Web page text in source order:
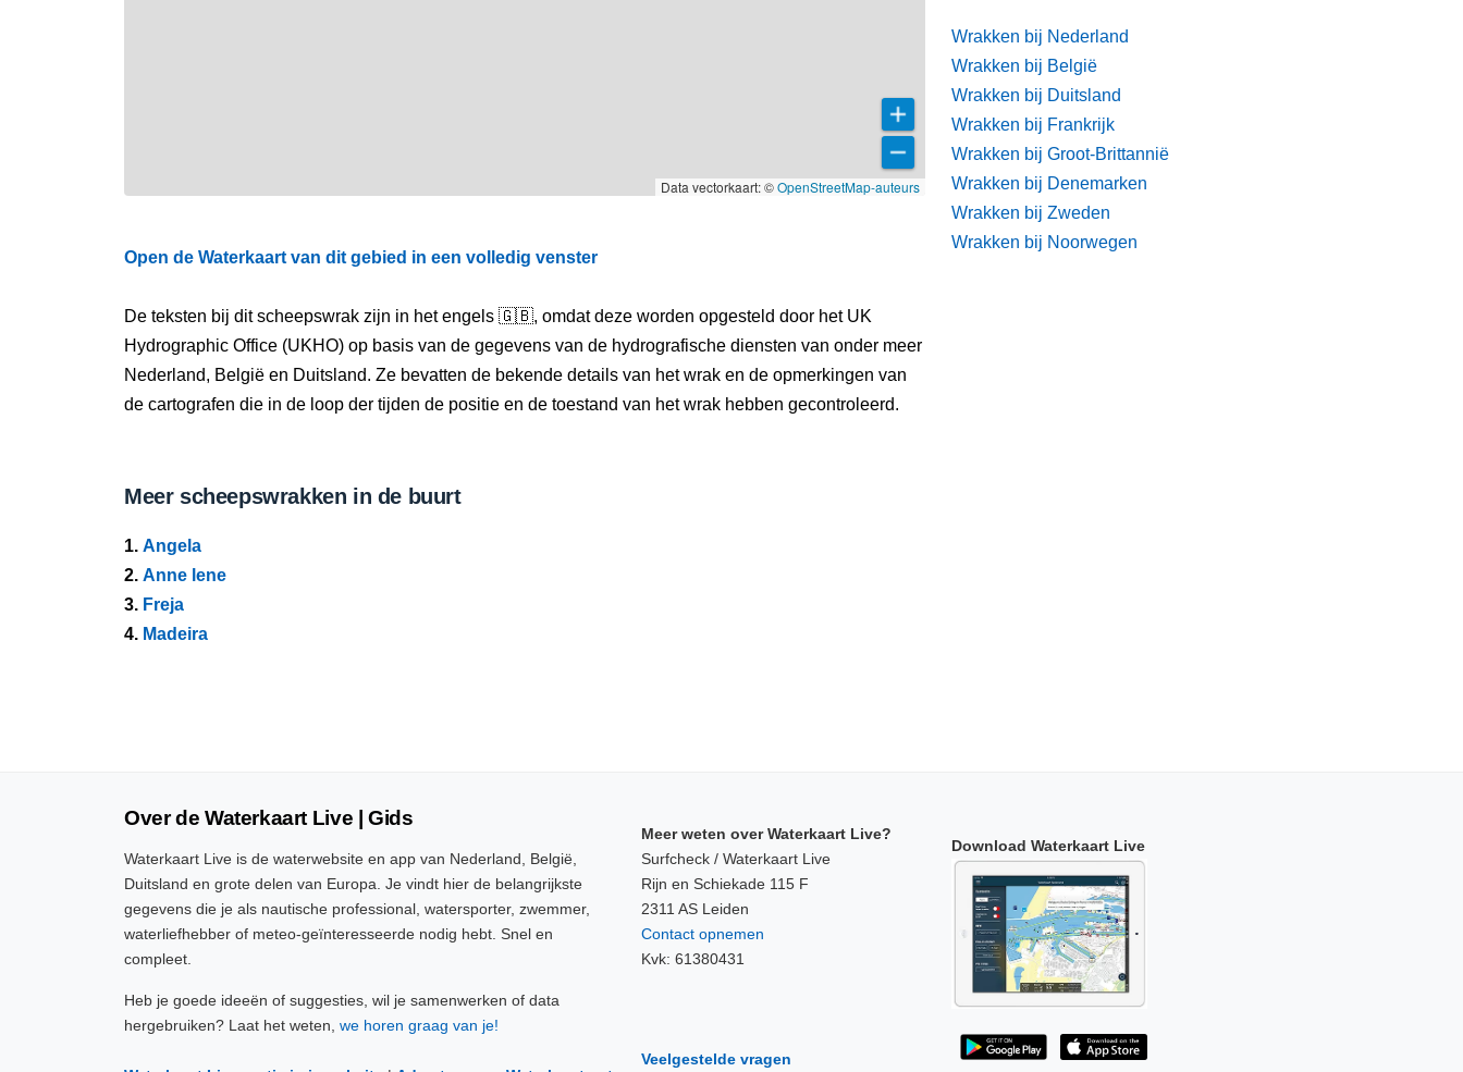
Data vectorkaart: ©OpenStreetMap-auteurs
Open de Waterkaart van dit gebied in een volledig venster
De teksten bij dit scheepswrak zijn in het engels 🇬🇧, omdat deze worden opgesteld door het UK
Hydrographic Office (UKHO) op basis van de gegevens van de hydrografische diensten van onder meer
Nederland, België en Duitsland. Ze bevatten de bekende details van het wrak en de opmerkingen van
de cartografen die in de loop der tijden de positie en de toestand van het wrak hebben gecontroleerd.
Meer scheepswrakken in de buurt
1. Angela
2. Anne lene
3. Freja
4. Madeira
Wrakken bij Nederland
Wrakken bij België
Wrakken bij Duitsland
Wrakken bij Frankrijk
Wrakken bij Groot-Brittannië
Wrakken bij Denemarken
Wrakken bij Zweden
Wrakken bij Noorwegen
Over de Waterkaart Live | Gids
Waterkaart Live is de waterwebsite en app van Nederland, België,
Duitsland en grote delen van Europa. Je vindt hier de belangrijkste
gegevens die je als nautische professional, watersporter, zwemmer,
waterliefhebber of meteo-geïnteresseerde nodig hebt. Snel en
compleet.
Heb je goede ideeën of suggesties, wil je samenwerken of data
hergebruiken? Laat het weten, we horen graag van je!
Meer weten over Waterkaart Live?
Surfcheck / Waterkaart Live
Rijn en Schiekade 115 F
2311 AS Leiden
Contact opnemen
Kvk: 61380431
Veelgestelde vragen
Download Waterkaart Live